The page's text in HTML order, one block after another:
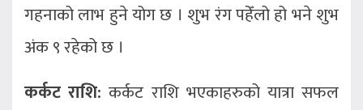
गहनाको लाभ हुने योग छ । शुभ रंग पहेँलो हो भने शुभ
अंक ९ रहेको छ ।
कर्कट राशि:कर्कट राशि भएकाहरुको यात्रा सफल